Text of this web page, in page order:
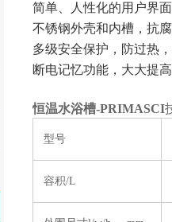
简单、人性化的用户界
不锈钢外壳和内槽，抗
多级安全保护，防过热
断电记忆功能，大大提
恒温水浴槽-PRIMASCI
型号
容积/L